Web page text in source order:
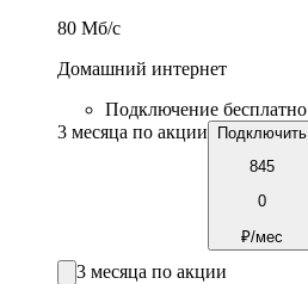
80 Мб/c
Домашний интернет
Подключение бесплатно
3 месяца по акции
Подключить
845
0
₽/мес
3 месяца по акции